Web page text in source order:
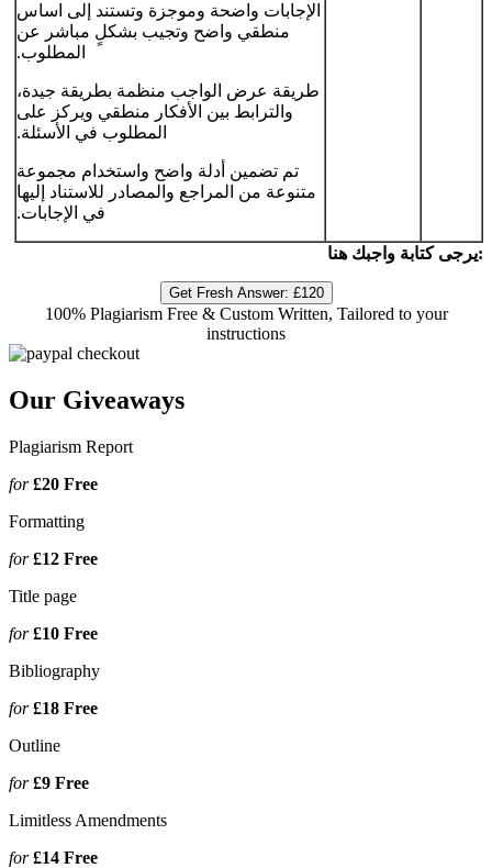
الإجابات واضحة وموجزة وتستند إلى اساس
منطقي واضح وتجيب بشكلٍ مباشر عن
المطلوب.
طريقة عرض الواجب منظمة بطريقة جيدة،
والترابط بين الأفكار منطقي ويركز على
المطلوب في الأسئلة.
تم تضمين أدلة واضح واستخدام مجموعة
متنوعة من المراجع والمصادر للاستناد إليها
في الإجابات.
يرجى كتابة واجبك هنا:
Get Fresh Answer: £120
100% Plagiarism Free & Custom Written, Tailored to your
instructions
Our Giveaways
Plagiarism Report
for£20 Free
Formatting
for£12 Free
Title page
for£10 Free
Bibliography
for£18 Free
Outline
for£9 Free
Limitless Amendments
for£14 Free